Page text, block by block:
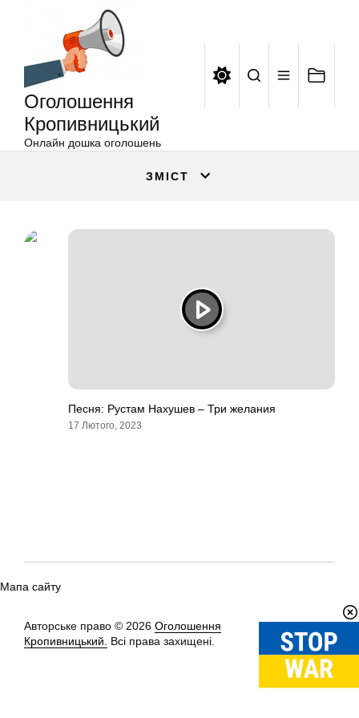
Оголошення
Кропивницький
Онлайн дошка оголошень
ЗМІСТ
Песня: Рустам Нахушев – Три желания
17 Лютого, 2023
Мапа сайту
Авторське право © 2026 Оголошення
Кропивницький.
Всі права захищені.
Вгору↑